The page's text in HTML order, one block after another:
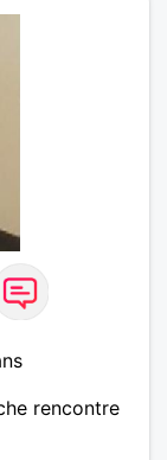
rencontre